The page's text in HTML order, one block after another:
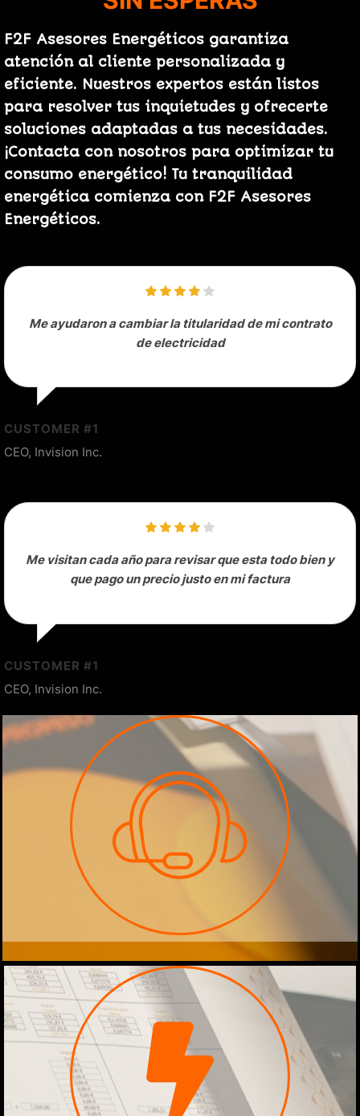
F2F Asesores Energéticos garantiza
atención al cliente personalizada y
eficiente. Nuestros expertos están listos
para resolver tus inquietudes y ofrecerte
soluciones adaptadas a tus necesidades.
¡Contacta con nosotros para optimizar tu
consumo energético! Tu tranquilidad
energética comienza con F2F Asesores
Energéticos.
Me ayudaron a cambiar la titularidad de mi contrato
de electricidad
CUSTOMER #1
CEO, Invision Inc.
Me visitan cada año para revisar que esta todo bien y
que pago un precio justo en mi factura
CUSTOMER #1
CEO, Invision Inc.